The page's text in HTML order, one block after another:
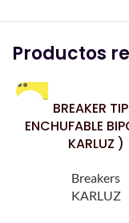
Productos
BREAKER
ENCHUFABLE
KARLUZ )
Breakers
KARLUZ